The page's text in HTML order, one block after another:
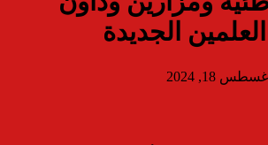
الجديدة
أغسطس 18, 2024